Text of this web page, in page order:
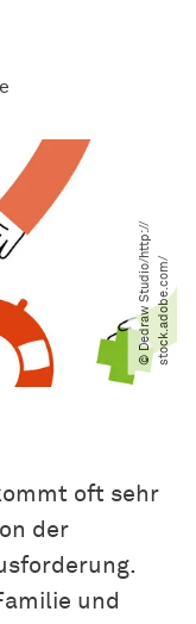
©
D
e
d
r
a
w
S
t
u
d
i
o​/​
h
t
t
p
:​
/​​
/​
s
t
o
c
k
.
a
d
o
b
e
.
c
o
m​/​
oft sehr
der
und